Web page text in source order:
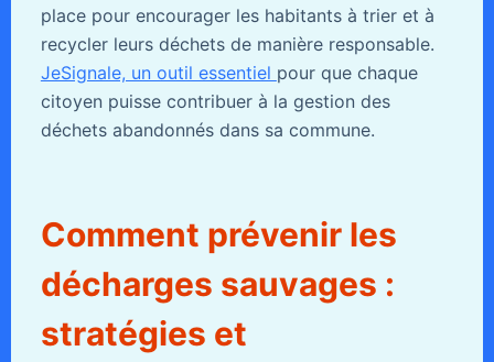
place pour encourager les habitants à trier et à
recycler leurs déchets de manière responsable.
JeSignale, un outil essentiel pour que chaque
citoyen puisse contribuer à la gestion des
déchets abandonnés dans sa commune.
Comment prévenir les
décharges sauvages :
stratégies et